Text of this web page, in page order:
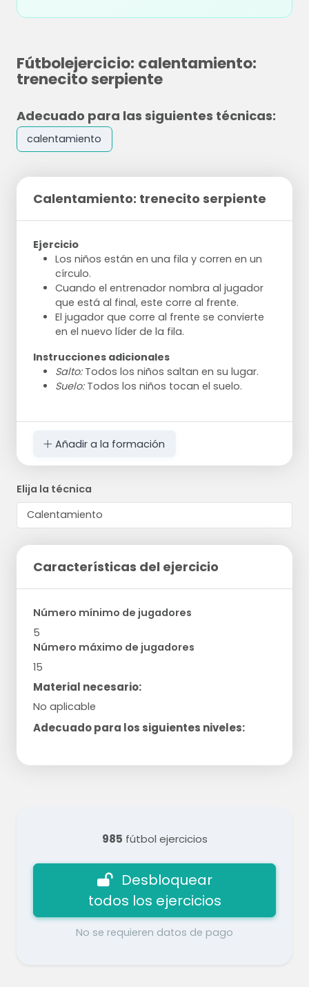
Fútbolejercicio: calentamiento:
trenecito serpiente
Adecuado para las siguientes técnicas:
calentamiento
Calentamiento: trenecito serpiente
Ejercicio
Los niños están en una fila y corren en un
círculo.
Cuando el entrenador nombra al jugador
que está al final, este corre al frente.
El jugador que corre al frente se convierte
en el nuevo líder de la fila.
Instrucciones adicionales
Salto:Todos los niños saltan en su lugar.
Suelo:Todos los niños tocan el suelo.
Añadir a la formación
Elija la técnica
Características del ejercicio
Número mínimo de jugadores
5
Número máximo de jugadores
15
Material necesario:
No aplicable
Adecuado para los siguientes niveles:
985 fútbol ejercicios
Desbloquear
todos los ejercicios
No se requieren datos de pago